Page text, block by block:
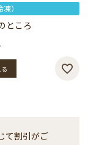
）
ところ
て割引がご